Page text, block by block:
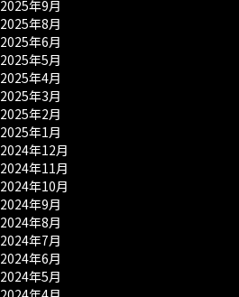
2025年9月
2025年8月
2025年6月
2025年5月
2025年4月
2025年3月
2025年2月
2025年1月
2024年12月
2024年11月
2024年10月
2024年9月
2024年8月
2024年7月
2024年6月
2024年5月